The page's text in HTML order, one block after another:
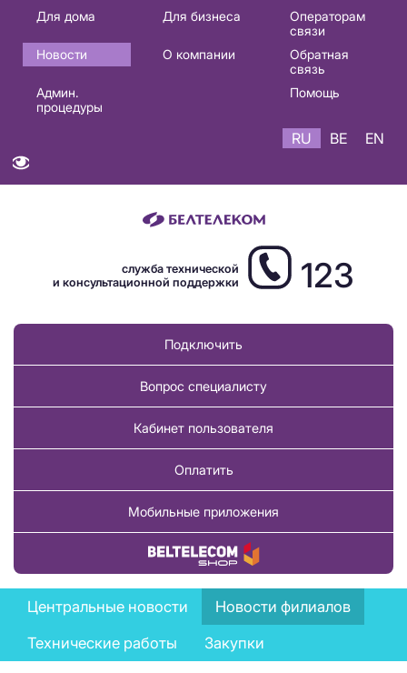
Основная
навигация
RU
Для дома Для бизнеса
Операторам
связи
Новости
О компании
Обратная
связь
Админ.
процедуры
Помощь
RU BE EN
служба технической
и консультационной поддержки
123
Подключить
Вопрос специалисту
Кабинет пользователя
Оплатить
Мобильные приложения
Купить товар
News
menu
Центральные новости
Новости филиалов
Технические работы
Закупки